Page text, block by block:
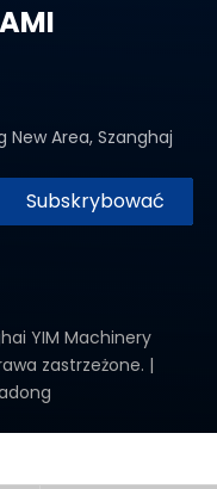
New Area, Szanghaj
Subskrybować
YIM Machinery
zastrzeżone. |